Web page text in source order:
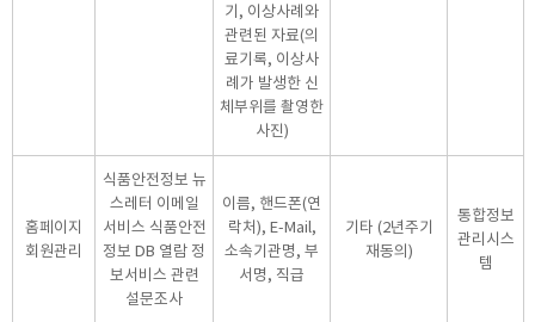
기, 이상사례와
관련된 자료(의
료기록, 이상사
례가 발생한 신
체부위를 촬영한
사진)
홈페이지
회원관리
식품안전정보 뉴
스레터 이메일
서비스 식품안전
정보 DB 열람 정
보서비스 관련
설문조사
이름, 핸드폰(연
락처), E-Mail,
소속기관명, 부
서명, 직급
기타 (2년주기
재동의)
통합정보
관리시스
템